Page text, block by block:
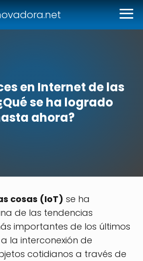
en Internet de las
se ha logrado
ahora?
cosas (IoT) se ha
de las tendencias
importantes de los últimos
la interconexión de
cotidianos a través de